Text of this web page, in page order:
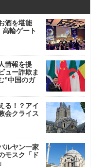
酒を堪能
高輪ゲート
情報を提
ュー詐欺ま
”中国のガ
る！？アイ
会クライス
ルヤン一家
モスク「ド